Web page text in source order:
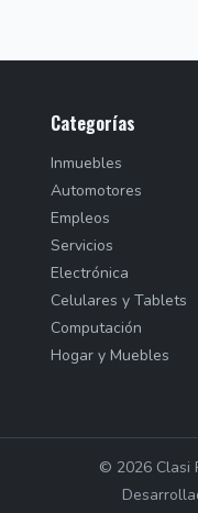
Categorías
Inmuebles
Automotores
Empleos
Servicios
Electrónica
Celulares y Tablets
Computación
Hogar y Muebles
© 2026 Clasi